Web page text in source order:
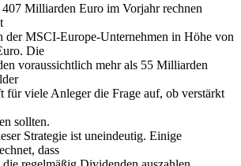
Milliarden Euro im Vorjahr rechnen
der MSCI-Europe-Unternehmen in Höhe von
Die
voraussichtlich mehr als 55 Milliarden
für viele Anleger die Frage auf, ob verstärkt
sollten.
Strategie ist uneindeutig. Einige
dass